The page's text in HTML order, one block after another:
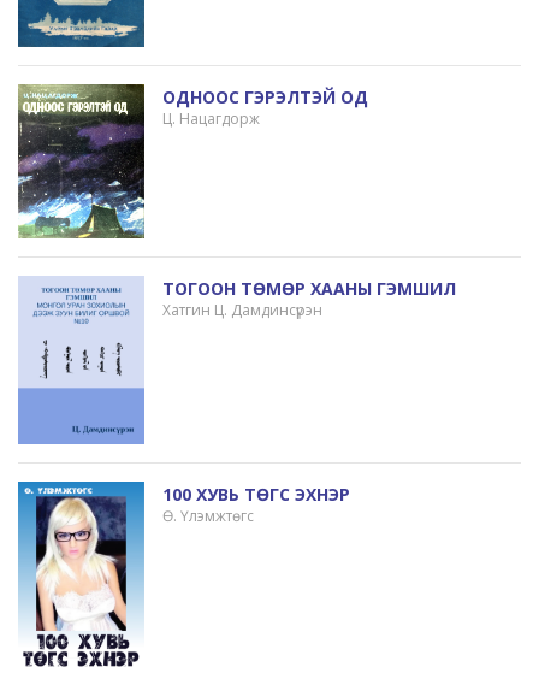
ОДНООС ГЭРЭЛТЭЙ ОД
Ц. Нацагдорж
ТОГООН ТӨМӨР ХААНЫ ГЭМШИЛ
Хатгин Ц. Дамдинсүрэн
100 ХУВЬ ТӨГС ЭХНЭР
Ө. Үлэмжтөгс